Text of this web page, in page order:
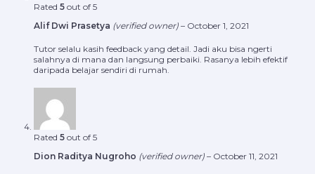
Rated 5 out of 5
Alif Dwi Prasetya (verified owner) – October 1, 2021
Tutor selalu kasih feedback yang detail. Jadi aku bisa ngerti
salahnya di mana dan langsung perbaiki. Rasanya lebih efektif
daripada belajar sendiri di rumah.
Rated 5 out of 5
Dion Raditya Nugroho (verified owner) – October 11, 2021